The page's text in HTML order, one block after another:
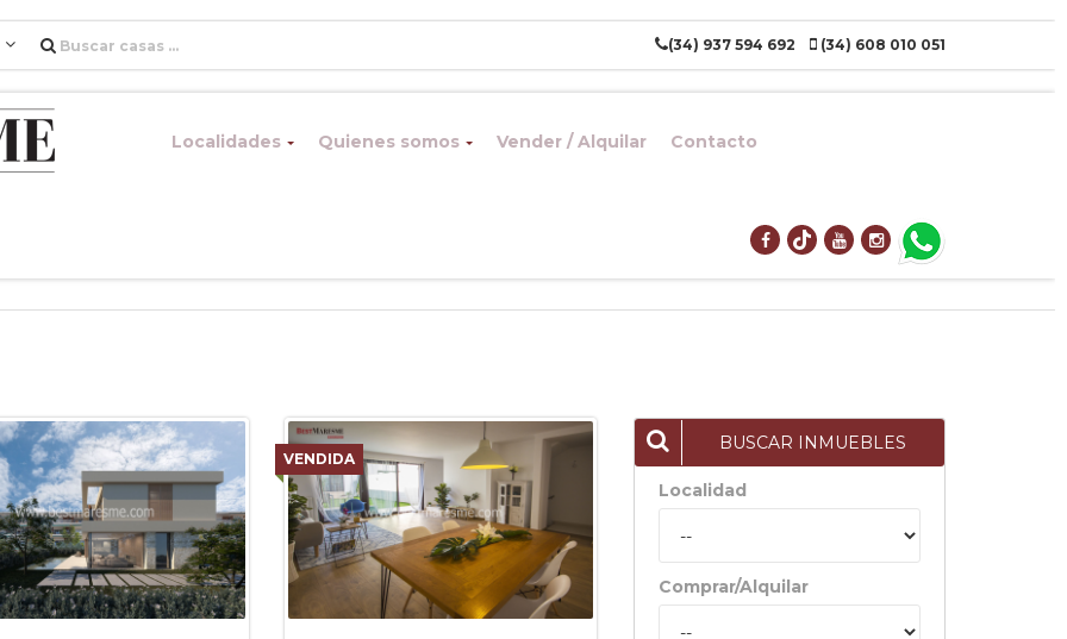
(34) 937 594 692 (34) 608 010 051
Localidades Quienes somos Vender / Alquilar Contacto
VENDIDA
BUSCAR INMUEBLES
Localidad
Comprar/Alquilar